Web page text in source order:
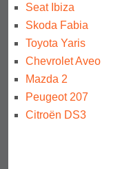
Seat Ibiza
Skoda Fabia
Toyota Yaris
Chevrolet Aveo
Mazda 2
Peugeot 207
Citroën DS3